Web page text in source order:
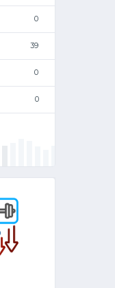
0
39
0
0